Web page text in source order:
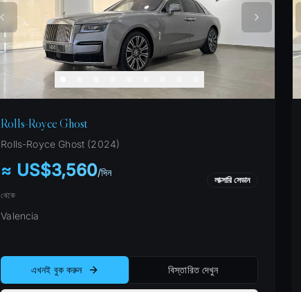
Rolls-Royce Ghost
Rolls-Royce Ghost (2024)
≈ US$3,560/দিন
থেকে
লাক্সারি সেডান
Valencia
এখনই বুক করুন বিস্তারিত দেখুন